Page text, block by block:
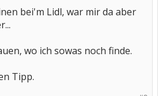
bei'm Lidl, war mir da aber
wo ich sowas noch finde.
Tipp.